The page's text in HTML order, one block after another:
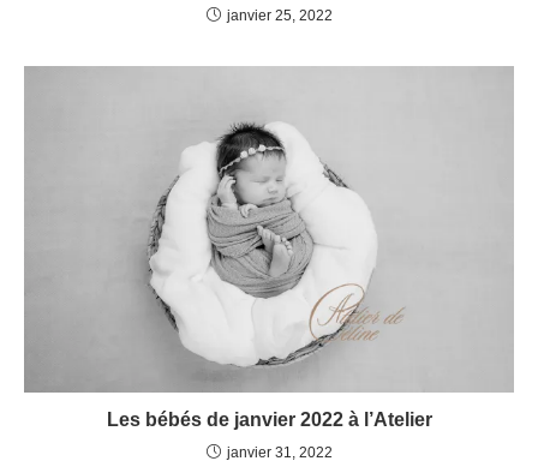
janvier 25, 2022
Les bébés de janvier 2022 à l’Atelier
janvier 31, 2022